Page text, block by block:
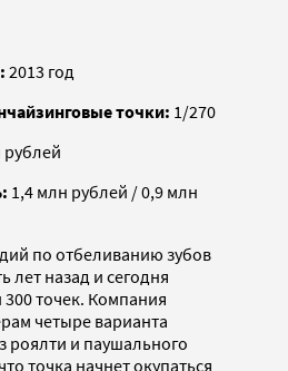
2013 год
точки: 1/270
1,4 млн рублей / 0,9 млн
по отбеливанию зубов
лет назад и сегодня
300 точек. Компания
четыре варианта
роялти и паушального
точка начнет окупаться